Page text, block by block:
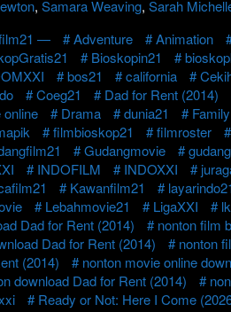
, Samara Weaving, Sarah
— Adventure Animation
Bioskopin21
bos21 california
Coeg21 Dad for Rent (2014)
online Drama dunia21 Family
filmbioskop21 filmroster
Gudangmovie
INDOFILM INDOXXI
Kawanfilm21
Lebahmovie21 LigaXXI
Dad for Rent (2014)
nonton film
Dad for Rent (2014)
nonton
(2014)
nonton movie online
download Dad for Rent (2014)
Ready or Not: Here I Come